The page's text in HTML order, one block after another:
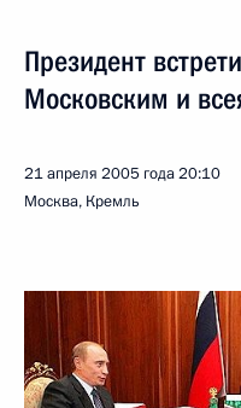
Президент
Московским и
21 апреля 2005 года20:10
Москва, Кремль